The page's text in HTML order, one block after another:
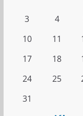
3
4
10
11
17
18
24
25
31